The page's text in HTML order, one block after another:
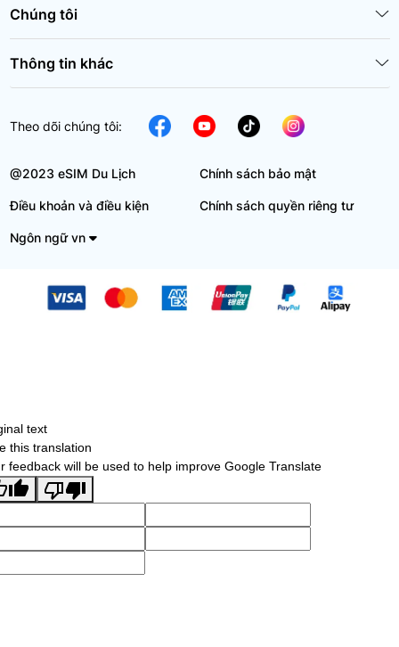
Chúng tôi
Thông tin khác
Theo dõi chúng tôi:
@2023 eSIM Du Lịch Chính sách bảo mật
Điều khoản và điều kiện Chính sách quyền riêng tư
Ngôn ngữ vn
text
this translation
feedback will be used to help improve Google Translate